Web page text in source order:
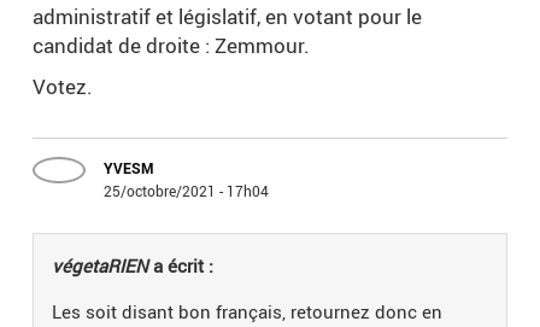
administratif et législatif, en votant pour le
candidat de droite : Zemmour.
Votez.
YVESM
25/octobre/2021 - 17h04
végetaRIENa écrit :
Les soit disant bon français, retournez donc en